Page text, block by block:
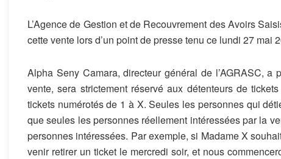
L’Agence de Gestion et de Recouvrement des Avoirs
cette vente lors d’un point de presse tenu ce lundi 27 mai
Alpha Seny Camara, directeur général de l’AGRASC,
vente, sera strictement réservé aux détenteurs de
tickets numérotés de 1 à X. Seules les personnes qui
que seules les personnes réellement intéressées par la
personnes intéressées. Par exemple, si Madame X
venir retirer un ticket le mercredi soir, et nous